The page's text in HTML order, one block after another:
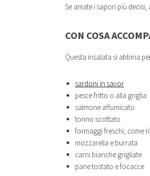
Se amate i sapori più
CON COSA
Questa insalata si abbina
sardoni in savor
pesce fritto o alla griglia
salmone affumicato
tonno scottato
formaggi freschi, come
mozzarella e burrata
carni bianche grigliate
pane tostato e focacce